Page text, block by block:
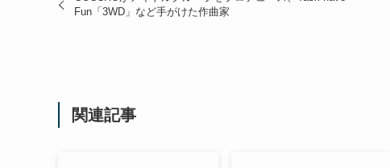
Fun「3WD」など手がけた作曲家
関連記事